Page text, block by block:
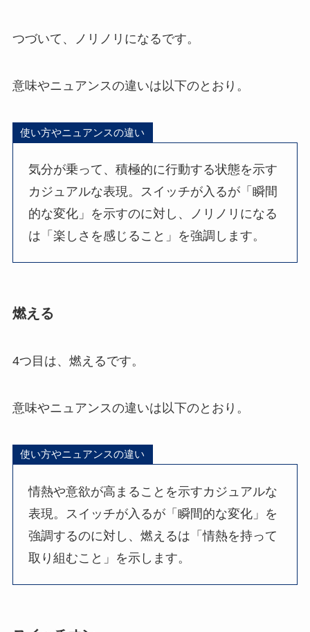
つづいて、ノリノリになるです。
意味やニュアンスの違いは以下のとおり。
使い方やニュアンスの違い
気分が乗って、積極的に行動する状態を示す
カジュアルな表現。スイッチが入るが「瞬間
的な変化」を示すのに対し、ノリノリになる
は「楽しさを感じること」を強調します。
燃える
4つ目は、燃えるです。
意味やニュアンスの違いは以下のとおり。
使い方やニュアンスの違い
情熱や意欲が高まることを示すカジュアルな
表現。スイッチが入るが「瞬間的な変化」を
強調するのに対し、燃えるは「情熱を持って
取り組むこと」を示します。